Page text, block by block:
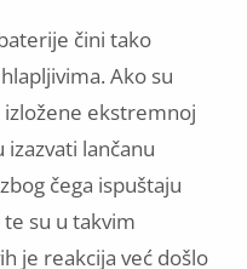
čini tako
Ako su
ekstremnoj
lančanu
čega ispuštaju
su u takvim
je reakcija već došlo